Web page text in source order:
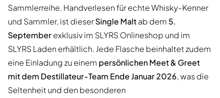
Sammlerreihe. Handverlesen für echte Whisky-Kenner
und Sammler, ist dieserSingle Maltab dem 5.
Septemberexklusiv im SLYRS Onlineshop und im
SLYRS Laden erhältlich. Jede Flasche beinhaltet zudem
eine Einladung zu einem persönlichen Meet & Greet
mit dem Destillateur-Team Ende Januar 2026, was die
Seltenheit und den besonderen